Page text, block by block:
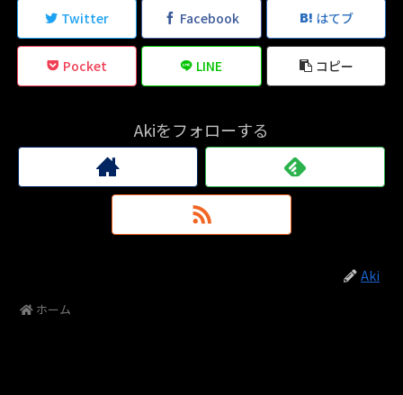
Twitter Facebook はてブ
Pocket LINE コピー
Akiをフォローする
Aki
ホーム